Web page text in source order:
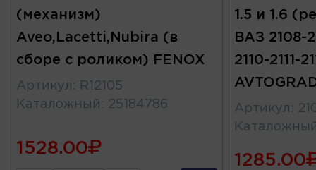
(механизм)
Aveo,Lacetti,Nubira (в
сборе с роликом) FENOX
Артикул :
R12105
Каталожный : 25184786
1528.00
1.5 и 1.6
ВАЗ 2108-
2110-2111-
Артикул :
1285.00